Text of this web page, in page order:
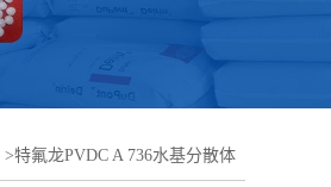
>特氟龙PVDC A 736水基分散体